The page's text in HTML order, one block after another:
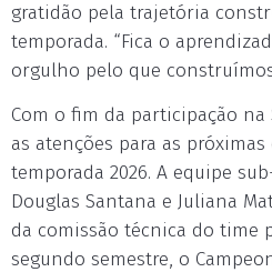
gratidão pela trajetória
temporada. “Fica o
orgulho pelo que
Com o fim da participação
as atenções para as
temporada 2026. A equipe
Douglas Santana e Juliana
da comissão técnica do
segundo semestre, o